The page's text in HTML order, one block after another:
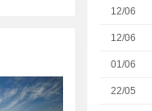
12/06
12/06
01/06
22/05